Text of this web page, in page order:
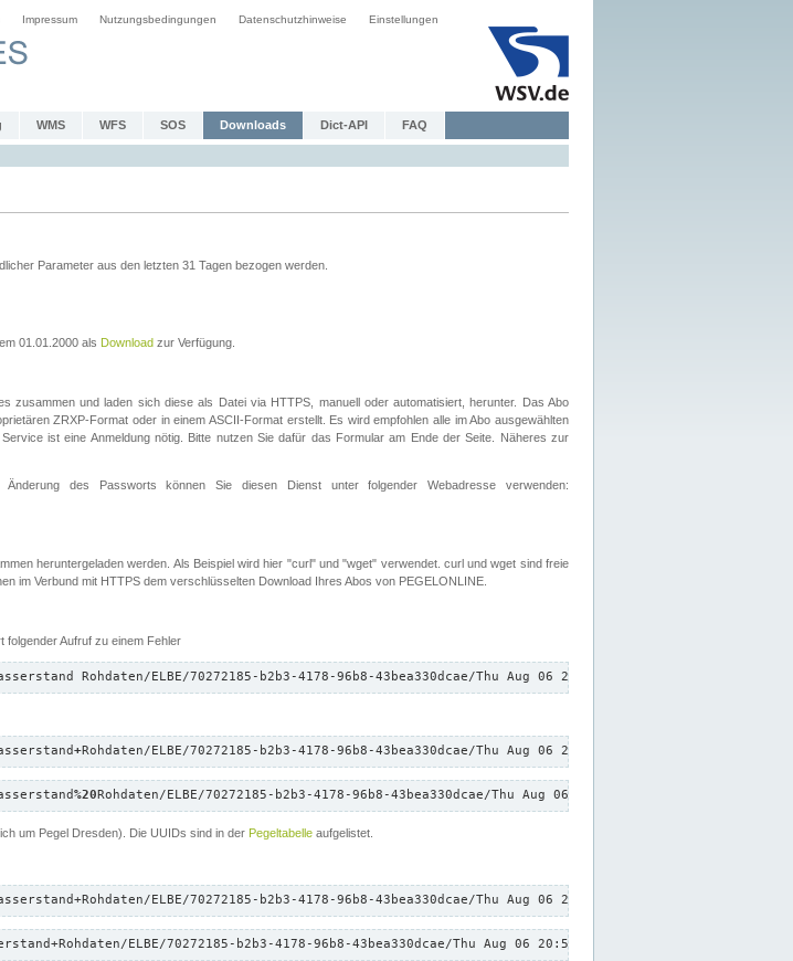
Impressum Nutzungsbedingungen Datenschutzhinweise Einstellungen
WMS WFS SOS Downloads Dict-API FAQ
Parameter aus den letzten 31 Tagen bezogen werden.
01.01.2000 als Download zur Verfügung.
zusammen und laden sich diese als Datei via HTTPS, manuell oder automatisiert, herunter. Das Abo
ZRXP-Format oder in einem ASCII-Format erstellt. Es wird empfohlen alle im Abo ausgewählten
ist eine Anmeldung nötig. Bitte nutzen Sie dafür das Formular am Ende der Seite. Näheres zur
des Passworts können Sie diesen Dienst unter folgender Webadresse verwenden:
heruntergeladen werden. Als Beispiel wird hier "curl" und "wget" verwendet. curl und wget sind freie
im Verbund mit HTTPS dem verschlüsselten Download Ihres Abos von PEGELONLINE.
folgender Aufruf zu einem Fehler
Rohdaten/ELBE/70272185-b2b3-4178-96b8-43bea330dcae/Thu Aug 06 20:52:45 CEST 2026/down.txt"
+Rohdaten/ELBE/70272185-b2b3-4178-96b8-43bea330dcae/Thu Aug 06 20:52:45 CEST 2026/down.txt"
%20Rohdaten/ELBE/70272185-b2b3-4178-96b8-43bea330dcae/Thu Aug 06 20:52:45 CEST 2026/down.txt"
um Pegel Dresden). Die UUIDs sind in der Pegeltabelle aufgelistet.
ELBE/70272185-b2b3-4178-96b8-43bea330dcae/Thu Aug 06 20:52:45 CEST 2026/down.txt"
ELBE/70272185-b2b3-4178-96b8-43bea330dcae/Thu Aug 06 20:52:45 CEST 2026/down.txt"